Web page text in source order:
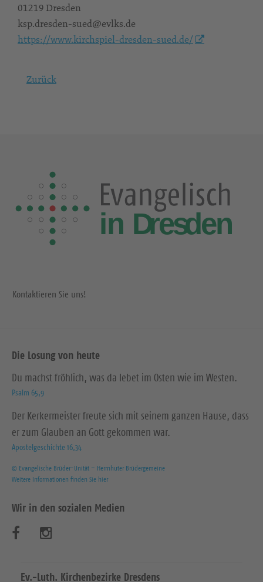
01219 Dresden
ksp.dresden-sued@evlks.de
https://www.kirchspiel-dresden-sued.de/
Zurück
Kontaktieren Sie uns!
Die Losung von heute
Du machst fröhlich, was da lebet im Osten wie im Westen.
Psalm 65,9
Der Kerkermeister freute sich mit seinem ganzen Hause, dass
er zum Glauben an Gott gekommen war.
Apostelgeschichte 16,34
© Evangelische Brüder-Unität – Herrnhuter Brüdergemeine
Weitere Informationen finden Sie hier
Wir in den sozialen Medien
s
s
Ev.-Luth. Kirchenbezirke Dresdens